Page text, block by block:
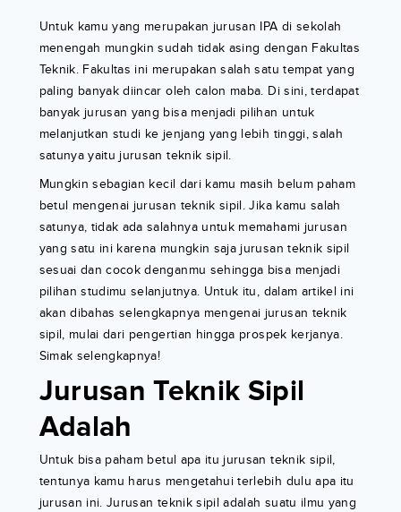
Untuk kamu yang merupakan jurusan IPA di sekolah
menengah mungkin sudah tidak asing dengan Fakultas
Teknik. Fakultas ini merupakan salah satu tempat yang
paling banyak diincar oleh calon maba. Di sini, terdapat
banyak jurusan yang bisa menjadi pilihan untuk
melanjutkan studi ke jenjang yang lebih tinggi, salah
satunya yaitu jurusan teknik sipil.
Mungkin sebagian kecil dari kamu masih belum paham
betul mengenai jurusan teknik sipil. Jika kamu salah
satunya, tidak ada salahnya untuk memahami jurusan
yang satu ini karena mungkin saja jurusan teknik sipil
sesuai dan cocok denganmu sehingga bisa menjadi
pilihan studimu selanjutnya. Untuk itu, dalam artikel ini
akan dibahas selengkapnya mengenai jurusan teknik
sipil, mulai dari pengertian hingga prospek kerjanya.
Simak selengkapnya!
Jurusan Teknik Sipil
Adalah
Untuk bisa paham betul apa itu jurusan teknik sipil,
tentunya kamu harus mengetahui terlebih dulu apa itu
jurusan ini. Jurusan teknik sipil adalah suatu ilmu yang